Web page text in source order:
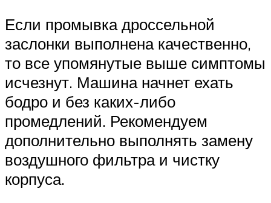
Если промывка дроссельной
заслонки выполнена качественно,
то все упомянутые выше симптомы
исчезнут. Машина начнет ехать
бодро и без каких-либо
промедлений. Рекомендуем
дополнительно выполнять замену
воздушного фильтра и чистку
корпуса.